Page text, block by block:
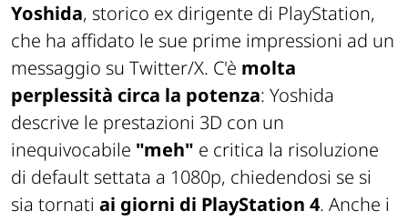
Yoshida, storico ex dirigente di PlayStation,
che ha affidato le sue prime impressioni ad un
messaggio su Twitter/X. C'è molta
perplessità circa la potenza: Yoshida
descrive le prestazioni 3D con un
inequivocabile "meh" e critica la risoluzione
di default settata a 1080p, chiedendosi se si
sia tornati ai giorni di PlayStation 4. Anche i